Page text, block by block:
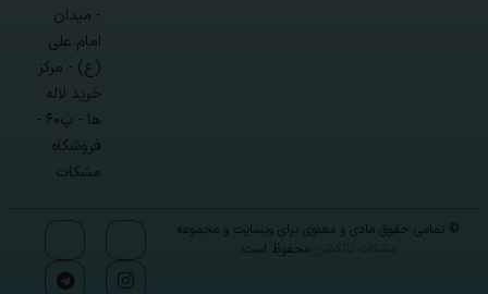
- میدان
امام علی
(ع) - مرکز
خرید لاله
ها - پ۶۰ -
فروشگاه
مشکات
© تمامی حقوق مادی و معنوی برای وبسایت و مجموعه
محفوظ است.